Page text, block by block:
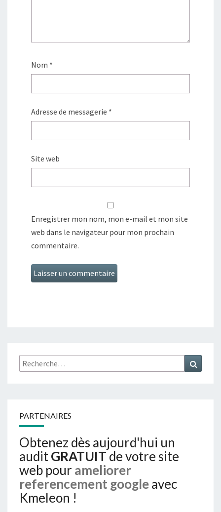
Nom *
Adresse de messagerie *
Site web
Enregistrer mon nom, mon e-mail et mon site
web dans le navigateur pour mon prochain
commentaire.
Rechercher :
PARTENAIRES
Obtenez dès aujourd'hui un
auditGRATUIT de votre site
web pour ameliorer
referencement googleavec
Kmeleon !